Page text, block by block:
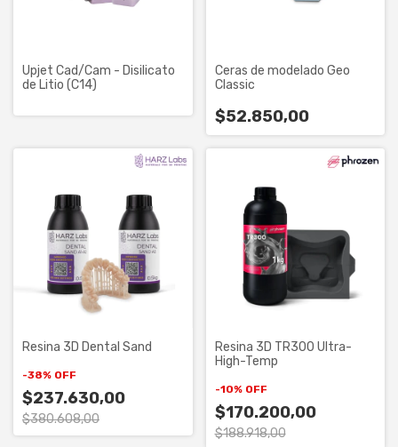
Upjet Cad/Cam - Disilicato
de Litio (C14)
Ceras de modelado Geo
Classic
$52.850,00
Resina 3D Dental Sand
-38% OFF
$237.630,00
$380.608,00
Resina 3D TR300 Ultra-
High-Temp
-10% OFF
$170.200,00
$188.918,00